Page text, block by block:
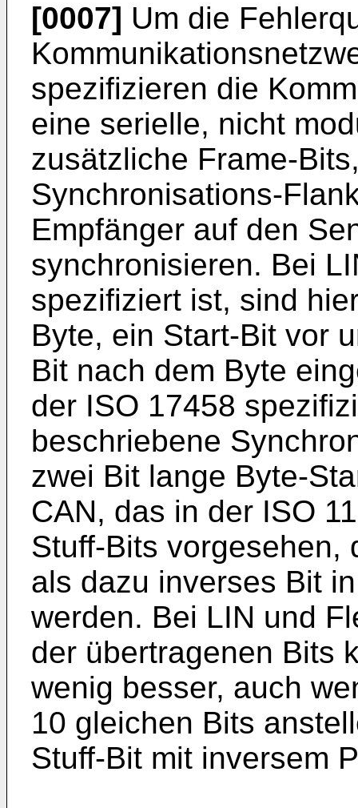
[0007] Um die
spezifizieren die
eine serielle, nicht
zusätzliche Frame-
Synchronisations-
Empfänger auf den
synchronisieren. Bei
spezifiziert ist, sind
Byte, ein Start-Bit vor
Bit nach dem Byte
der ISO 17458
beschriebene
zwei Bit lange Byte-
CAN, das in der ISO
Stuff-Bits vorgesehen,
als dazu inverses Bit
werden. Bei LIN und
der übertragenen Bits
wenig besser, auch
10 gleichen Bits
Stuff-Bit mit inversem